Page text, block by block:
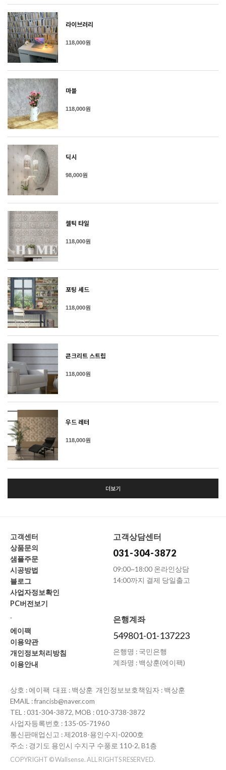
라이브러리
118,000원
마블
118,000원
딕시
98,000원
셀틱 타일
118,000원
포팅 세드
118,000원
콘크리트 스트립
118,000원
우드 레터
118,000원
더보기
고객센터
상품문의
샘플주문
시공방법
블로그
사업자정보확인
PC버전보기
-
에이팩
이용약관
개인정보처리방침
이용안내
고객상담센터
031-304-3872
09:00~18:00 온라인상담
14:00까지 결제 당일출고
은행계좌
549801-01-137223
은행명 : 국민은행
계좌명 : 백상훈(에이팩)
상호 : 에이팩 대표 : 백상훈 개인정보보호책임자 : 백상훈
EMAIL : francisb@naver.com
TEL : 031-304-3872, MOB : 010-3738-3872
사업자등록번호 : 135-05-71960
통신판매업신고 : 제2018-용인수지-0200호
주소 : 경기도 용인시 수지구 수풍로 110-2, B1층
COPYRIGHT © Wallsense. ALL RIGHTS RESERVED.